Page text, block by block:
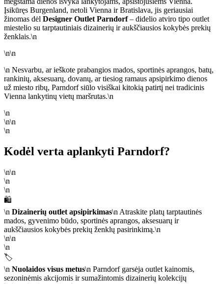
Įsikūręs Burgenland, netoli Vienna ir Bratislava, jis geriausiai
žinomas dėl Designer Outlet Parndorf– didelio atviro tipo outlet
miestelio su tarptautiniais dizainerių ir aukščiausios kokybės prekių
ženklais.\n
\n\n
\n Nesvarbu, ar ieškote prabangios mados, sportinės aprangos, batų,
rankinių, aksesuarų, dovanų, ar tiesiog ramaus apsipirkimo dienos
už miesto ribų, Parndorf siūlo visiškai kitokią patirtį nei tradicinis
Vienna lankytinų vietų maršrutas.\n
\n
\n\n
\n
Kodėl verta aplankyti Parndorf?
\n\n
\n
\n
🛍️
\n Dizainerių outlet apsipirkimas\n Atraskite platų tarptautinės
mados, gyvenimo būdo, sportinės aprangos, aksesuarų ir
aukščiausios kokybės prekių ženklų pasirinkimą.\n
\n\n
\n
🏷️
\n Nuolaidos visus metus\n Parndorf garsėja outlet kainomis,
sezoninėmis akcijomis ir sumažintomis dizainerių kolekcijų